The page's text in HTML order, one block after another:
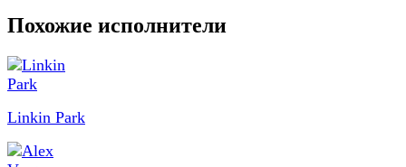
Похожие исполнители
Linkin Park